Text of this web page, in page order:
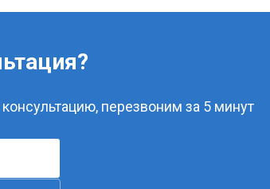
перезвоним за 5 минут